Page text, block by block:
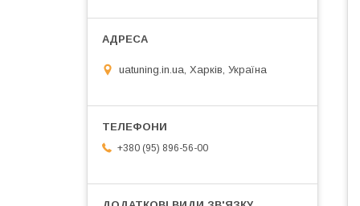
uatuning.in.ua, Харків, Україна
+380 (95) 896-56-00